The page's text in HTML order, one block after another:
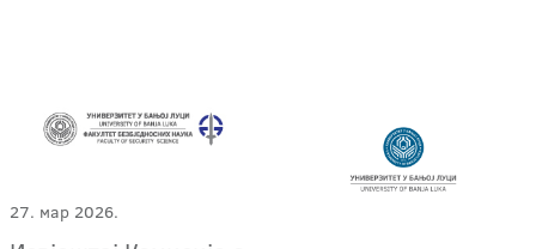
27. мар 2026.